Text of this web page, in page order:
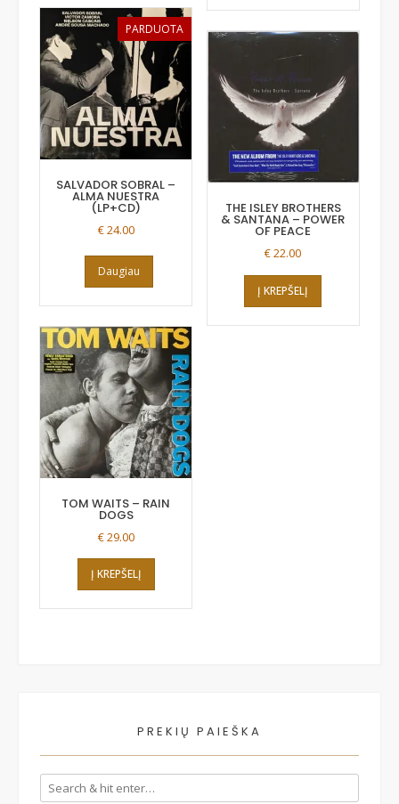
PARDUOTA
SALVADOR SOBRAL –
ALMA NUESTRA
(LP+CD)
€24.00
Daugiau
THE ISLEY BROTHERS
& SANTANA – POWER
OF PEACE
€22.00
Į KREPŠELĮ
TOM WAITS – RAIN
DOGS
€29.00
Į KREPŠELĮ
PREKIŲ PAIEŠKA